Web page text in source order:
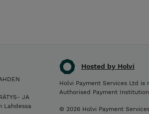
Hosted by Holvi
Holvi Payment Services Ltd
Authorised Payment
© 2026 Holvi Payment
JA
Lahdessa